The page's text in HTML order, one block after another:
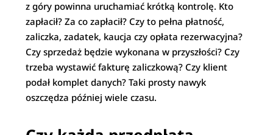
z góry powinna uruchamiać krótką kontrolę. Kto
zapłacił? Za co zapłacił? Czy to pełna płatność,
zaliczka, zadatek, kaucja czy opłata rezerwacyjna?
Czy sprzedaż będzie wykonana w przyszłości? Czy
trzeba wystawić fakturę zaliczkową? Czy klient
podał komplet danych? Taki prosty nawyk
oszczędza później wiele czasu.